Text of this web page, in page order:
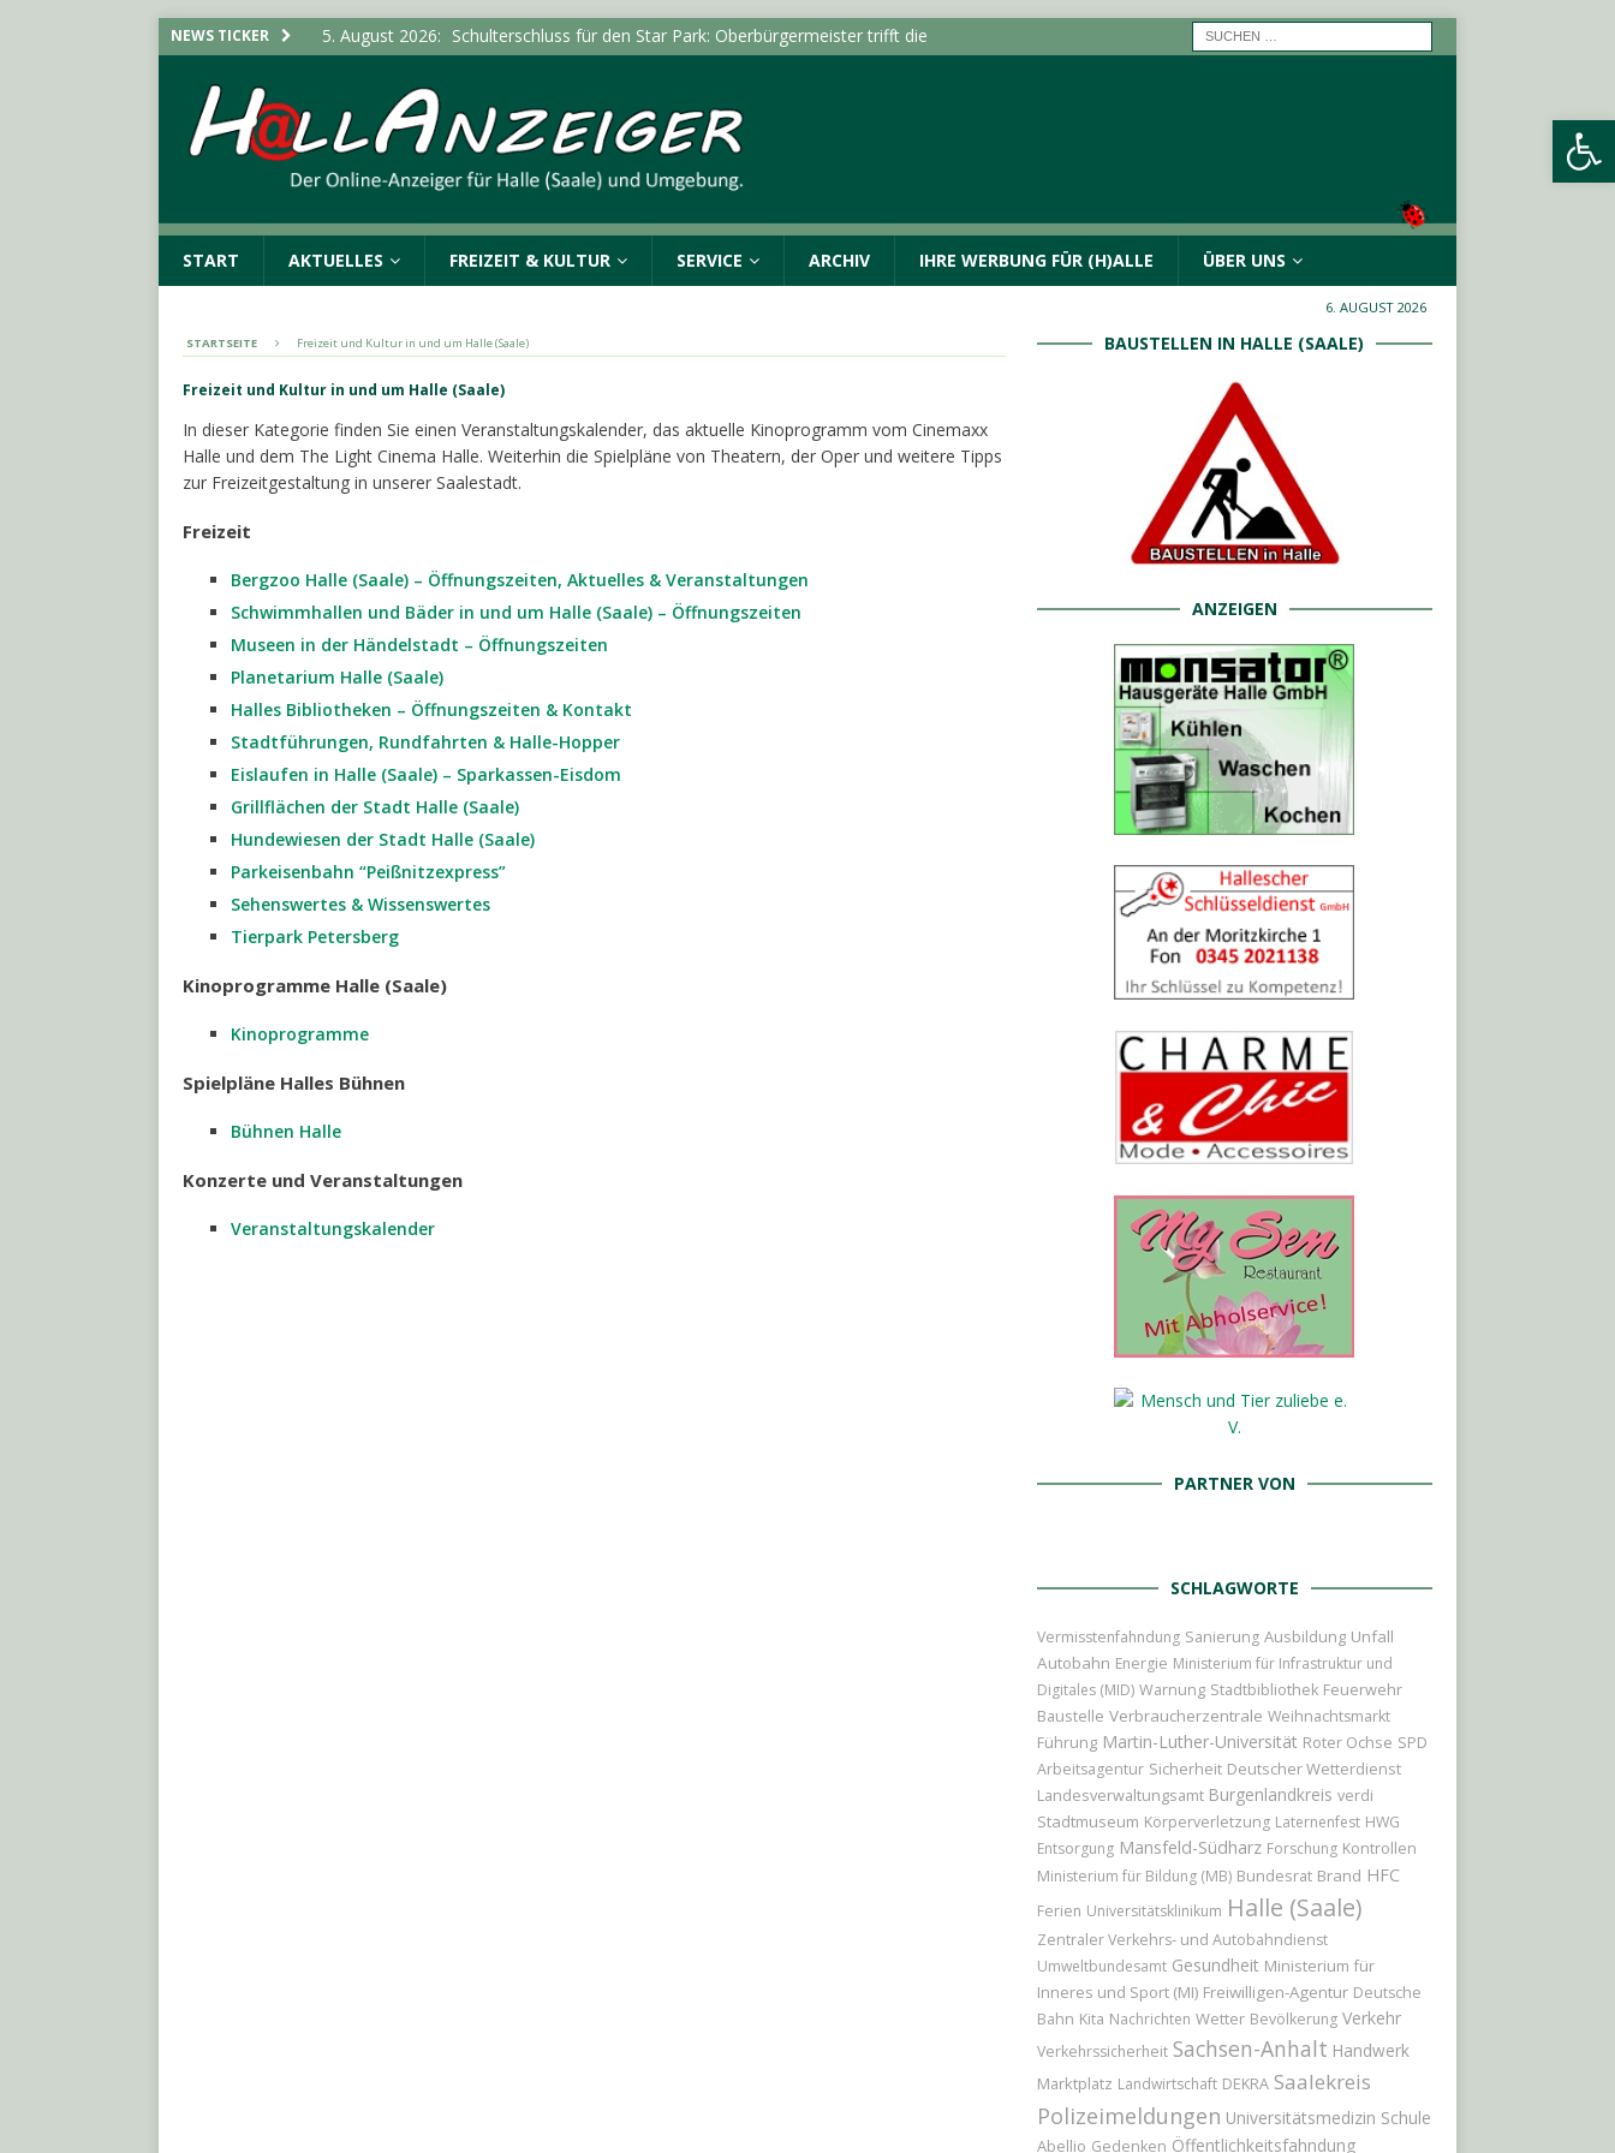
Werkzeugleiste öffnen
NEWS TICKER 5. August 2026: Schulterschluss für den Star Park: Oberbürgermeister trifft die
(SAALE) & UMGEBUNG
5. August 2026: Stadt erweitert Online-Dienste um „Belehrung nach
Infektionsschutzgesetz“
LOKALE NACHRICHTEN - HALLE (SAALE) & UMGEBUNG
POLIZEIMELDUNGEN
5. August 2026: Polizeimeldungen vom Mittwoch, 05.08.2026
POLIZEIMELDUNGEN
Cannabisplantage aufgefunden
POLIZEIMELDUNGEN
START AKTUELLES FREIZEIT & KULTUR SERVICE ARCHIV IHRE WERBUNG FÜR (H)ALLE ÜBER UNS
6. AUGUST 2026
STARTSEITE Freizeit und Kultur in und um Halle (Saale)
Freizeit und Kultur in und um Halle (Saale)
In dieser Kategorie finden Sie einen Veranstaltungskalender, das aktuelle Kinoprogramm vom Cinemaxx
Halle und dem The Light Cinema Halle. Weiterhin die Spielpläne von Theatern, der Oper und weitere Tipps
zur Freizeitgestaltung in unserer Saalestadt.
Freizeit
Bergzoo Halle (Saale) – Öffnungszeiten, Aktuelles & Veranstaltungen
Schwimmhallen und Bäder in und um Halle (Saale) – Öffnungszeiten
Museen in der Händelstadt – Öffnungszeiten
Planetarium Halle (Saale)
Halles Bibliotheken – Öffnungszeiten & Kontakt
Stadtführungen, Rundfahrten & Halle-Hopper
Eislaufen in Halle (Saale) – Sparkassen-Eisdom
Grillflächen der Stadt Halle (Saale)
Hundewiesen der Stadt Halle (Saale)
Parkeisenbahn “Peißnitzexpress”
Sehenswertes & Wissenswertes
Tierpark Petersberg
Kinoprogramme Halle (Saale)
Kinoprogramme
Spielpläne Halles Bühnen
Bühnen Halle
Konzerte und Veranstaltungen
Veranstaltungskalender
BAUSTELLEN IN HALLE (SAALE)
ANZEIGEN
PARTNER VON
SCHLAGWORTE
Vermisstenfahndung Sanierung Ausbildung Unfall
Autobahn Energie Ministerium für Infrastruktur und
Digitales (MID) Warnung Stadtbibliothek Feuerwehr
Baustelle Verbraucherzentrale Weihnachtsmarkt
Führung Martin-Luther-Universität Roter Ochse SPD
Arbeitsagentur Sicherheit Deutscher Wetterdienst
Landesverwaltungsamt Burgenlandkreis verdi
Stadtmuseum Körperverletzung Laternenfest HWG
Entsorgung Mansfeld-Südharz Forschung Kontrollen
Ministerium für Bildung (MB) Bundesrat Brand HFC
Ferien Universitätsklinikum Halle (Saale)
Zentraler Verkehrs- und Autobahndienst
Umweltbundesamt Gesundheit Ministerium für
Inneres und Sport (MI) Freiwilligen-Agentur Deutsche
Bahn Kita Nachrichten Wetter Bevölkerung Verkehr
Verkehrssicherheit Sachsen-Anhalt Handwerk
Marktplatz Landwirtschaft DEKRA Saalekreis
Polizeimeldungen Universitätsmedizin Schule
Abellio Gedenken Öffentlichkeitsfahndung